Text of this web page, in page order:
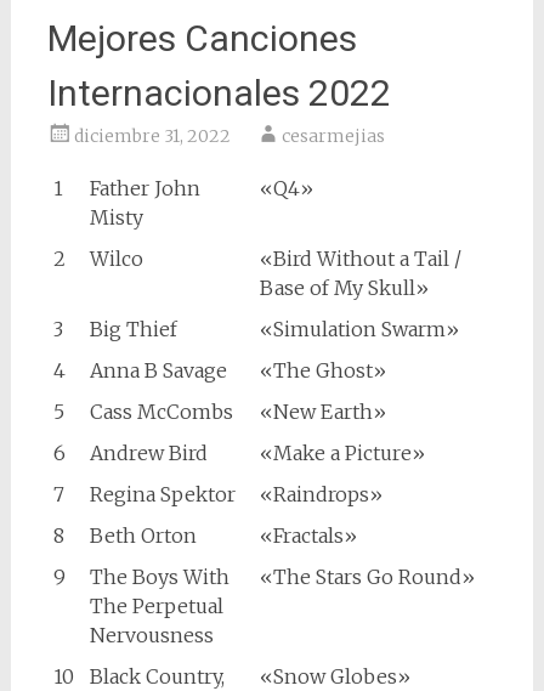
Mejores Canciones
Internacionales 2022
diciembre 31, 2022 cesarmejias
1
Father John
Misty
«Q4»
2 Wilco
«Bird Without a Tail /
Base of My Skull»
3
Big Thief
«Simulation Swarm»
4
Anna B Savage
«The Ghost»
5
Cass McCombs
«New Earth»
6
Andrew Bird
«Make a Picture»
7
Regina Spektor
«Raindrops»
8
Beth Orton
«Fractals»
9
The Boys With
The Perpetual
Nervousness
«The Stars Go Round»
10
Black Country,
«Snow Globes»